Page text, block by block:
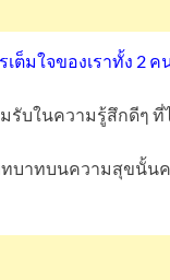
ต็มใจของเราทั้ง 2
รับในความรู้สึกดีๆ
บาทบนความสุขนั้นค